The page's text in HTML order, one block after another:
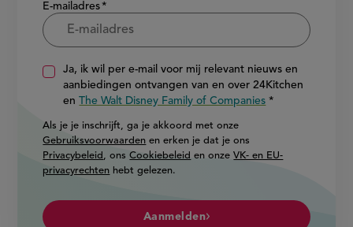
E-mailadres
Ja, ik wil per e-mail voor mij relevant nieuws en
aanbiedingen ontvangen van en over 24Kitchen
enThe Walt Disney Family of Companies
Als je je inschrijft, ga je akkoord met onze
Gebruiksvoorwaarden en erken je dat je ons
Privacybeleid , onsCookiebeleid en onzeVK- en EU-
privacyrechten hebt gelezen.
Aanmelden